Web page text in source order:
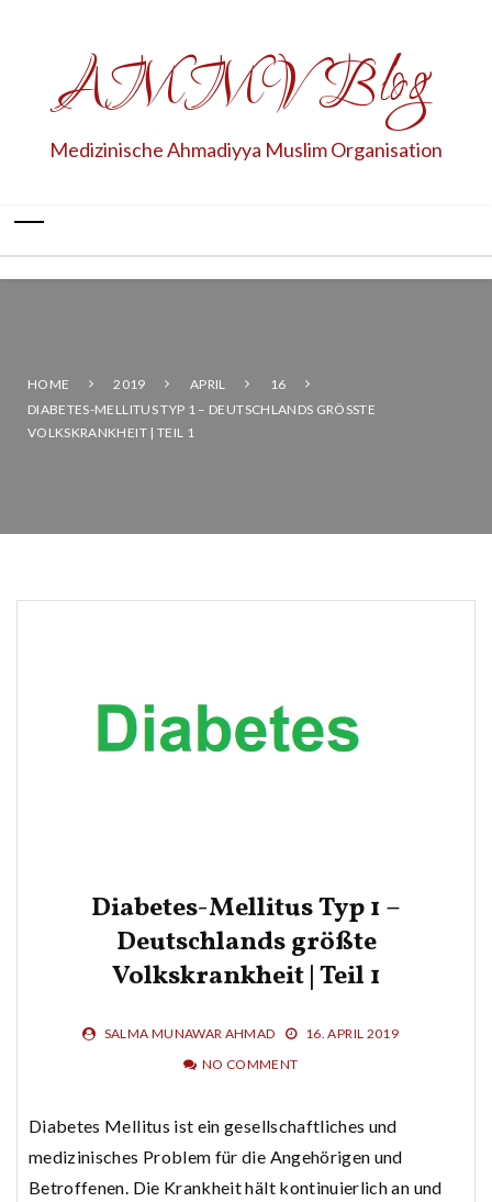
AMMV Blog
Medizinische Ahmadiyya Muslim Organisation
HOME 2019 APRIL
16
DIABETES-MELLITUS TYP 1 – DEUTSCHLANDS GRÖSSTE V
OLKSKRANKHEIT | TEIL 1
Diabetes-Mellitus Typ 1 –
Deutschlands größte
Volkskrankheit | Teil 1
SALMA MUNAWAR AHMAD
16. APRIL 2019
NO COMMENT
Diabetes Mellitus ist ein gesellschaftliches und
medizinisches Problem für die Angehörigen und
Betroffenen. Die Krankheit hält kontinuierlich an und